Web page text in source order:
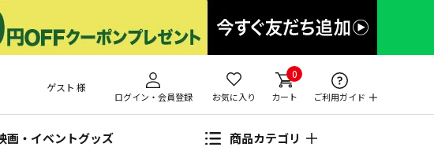
ゲスト 様
ログイン・会員登録 お気に入り
0
カート ご利用ガイド
画・イベントグッズ 商品カテゴリ